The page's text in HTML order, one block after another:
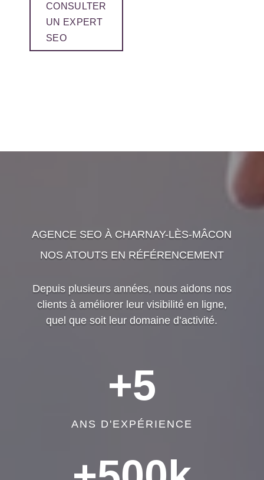
CONSULTER
UN EXPERT
SEO
AGENCE SEO À CHARNAY-LÈS-MÂCON
NOS ATOUTS EN RÉFÉRENCEMENT
Depuis plusieurs années, nous aidons nos
clients à améliorer leur visibilité en ligne,
quel que soit leur domaine d’activité.
+5
ANS D'EXPÉRIENCE